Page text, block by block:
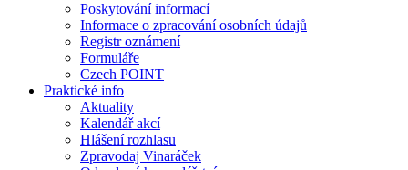
Poskytování informací
Informace o zpracování osobních údajů
Registr oznámení
Formuláře
Czech POINT
Praktické info
Aktuality
Kalendář akcí
Hlášení rozhlasu
Zpravodaj Vinaráček